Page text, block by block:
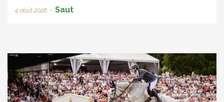
4 août 2026 • Saut